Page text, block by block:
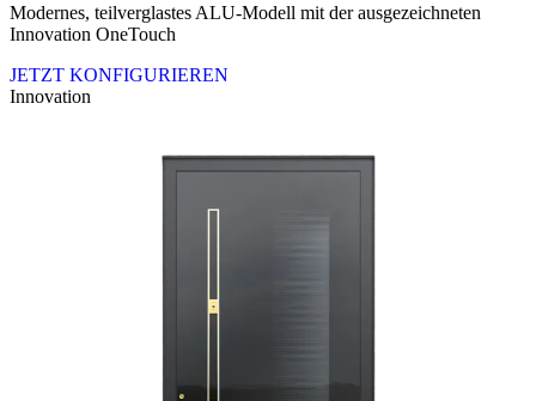
Modernes, teilverglastes ALU-Modell mit der ausgezeichneten
Innovation OneTouch
JETZT KONFIGURIEREN
Innovation